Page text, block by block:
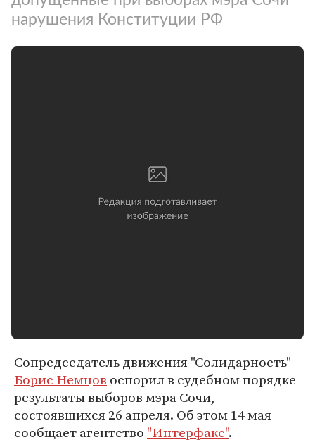
нарушения Конституции РФ
Сопредседатель движения "Солидарность"
Борис Немцов оспорил в судебном порядке
результаты выборов мэра Сочи,
состоявшихся 26 апреля. Об этом 14 мая
сообщает агентство "Интерфакс".